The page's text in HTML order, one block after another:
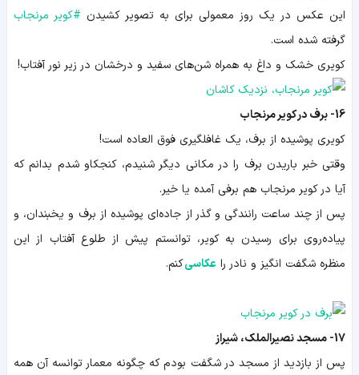
این عکس در یک روز معمولی برای به تصویر کشیدن #کویر مرنجاب
گرفته شده است.
کویری خشک و داغ به همراه شن‌های سفید و درخشان در زیر نور آفتاب!
16- برف در کویر مرنجاب
کویری پوشیده از برف، یک غافلگیری فوق العاده است!
وقتی خبر باریدن برف را در مکانی دیگر شنیدم، کنجکاو شدم بدانم که
آیا در کویر مرنجاب هم برفی آمده یا خیر.
پس از چند ساعت رانندگی و گذر از جاده‌ای پوشیده از برف و یخبندان، و
پیاده‌روی برای رسیدن به کویر، توانستم پیش از طلوع آفتاب از این
منظره شگفت انگیز و نادر را عکاسیکنم.
17- مسجد نصیرالملک، شیراز
پس از بازدید از مسجد در شگفت بودم که چگونه معمار توانسه آن همه